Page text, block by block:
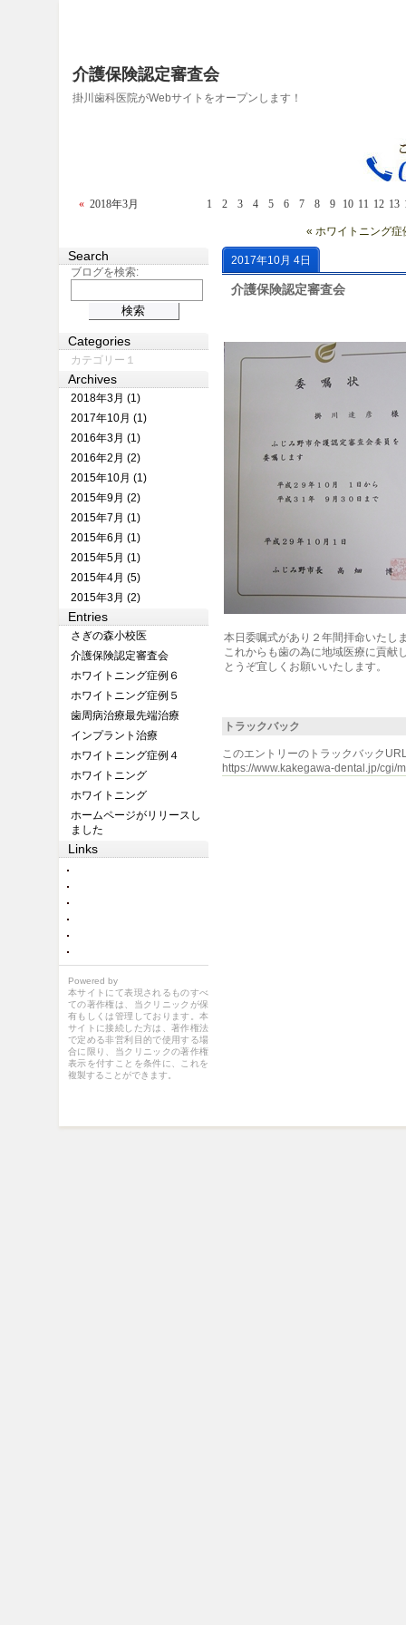
介護保険認定審査会
掛川歯科医院がWebサイトをオープンします！
« 2018年3月 1 2 3 4 5 6 7 8 9 10 11 12 13
« ホワイトニング症
2017年10月 4日
介護保険認定審査会
本日委嘱式があり２年間拝命いたし
これからも歯の為に地域医療に貢献
とうぞ宜しくお願いいたします。
トラックバック
このエントリーのトラックバック
https://www.kakegawa-dental.jp/cgi/
Search
ブログを検索:
Categories
カテゴリー１
Archives
2018年3月 (1)
2017年10月 (1)
2016年3月 (1)
2016年2月 (2)
2015年10月 (1)
2015年9月 (2)
2015年7月 (1)
2015年6月 (1)
2015年5月 (1)
2015年4月 (5)
2015年3月 (2)
Entries
さぎの森小校医
介護保険認定審査会
ホワイトニング症例６
ホワイトニング症例５
歯周病治療最先端治療
インプラント治療
ホワイトニング症例４
ホワイトニング
ホワイトニング
ホームページがリリースし
ました
Links
Powered by
本サイトにて表現されるものすべ
ての著作権は、当クリニックが保
有もしくは管理しております。本
サイトに接続した方は、著作権法
で定める非営利目的で使用する場
合に限り、当クリニックの著作権
表示を付すことを条件に、これを
複製することができます。